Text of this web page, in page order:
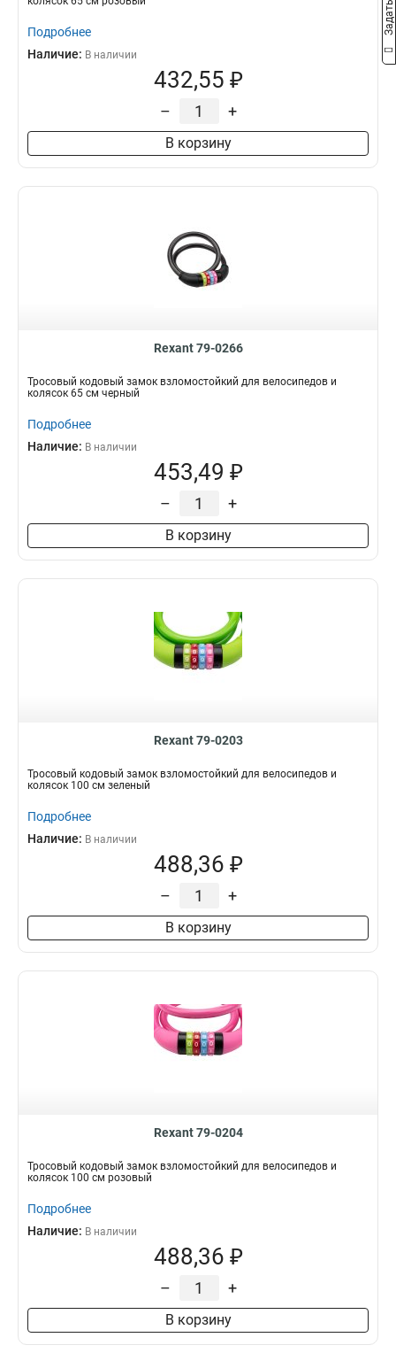
Подробнее
Наличие: В наличии
432,55 ₽
– +
В корзину
Rexant 79-0266
Тросовый кодовый замок взломостойкий для велосипедов и
колясок 65 см черный
Подробнее
Наличие: В наличии
453,49 ₽
– +
В корзину
Rexant 79-0203
Тросовый кодовый замок взломостойкий для велосипедов и
колясок 100 см зеленый
Подробнее
Наличие: В наличии
488,36 ₽
– +
В корзину
Rexant 79-0204
Тросовый кодовый замок взломостойкий для велосипедов и
колясок 100 см розовый
Подробнее
Наличие: В наличии
488,36 ₽
– +
В корзину